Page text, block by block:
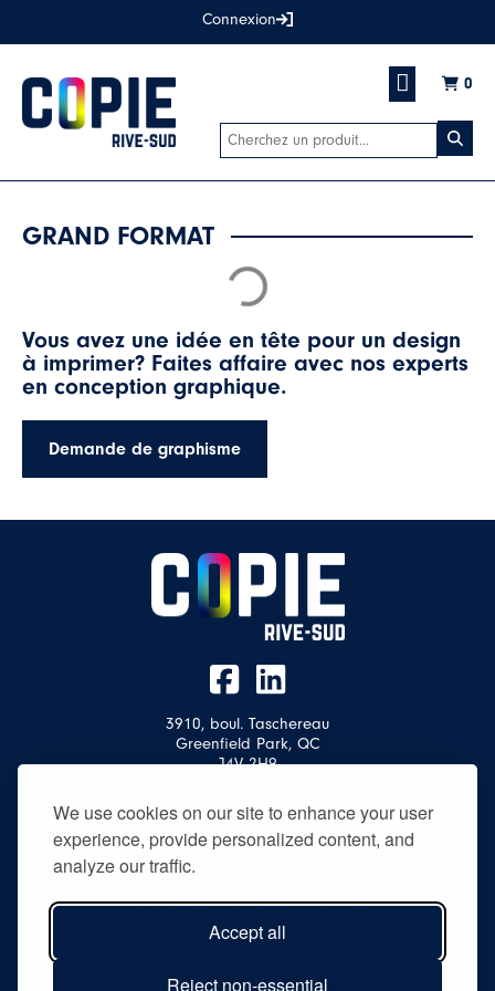
We use cookies on our site to enhance your user
experience, provide personalized content, and
analyze our traffic.
Accept all
Reject non-essential
Connexion
0
GRAND FORMAT
Vous avez une idée en tête pour un design
à imprimer? Faites affaire avec nos experts
en conception graphique.
Demande de graphisme
3910, boul. Taschereau
Greenfield Park, QC
J4V 2H9
Tél:+1 (450) 465-1885
Fax: +1 (450) 465-5093
copie@copierivesud.com
Horaire d’ouverture:
8:30-17:30 Lundi-Vendredi